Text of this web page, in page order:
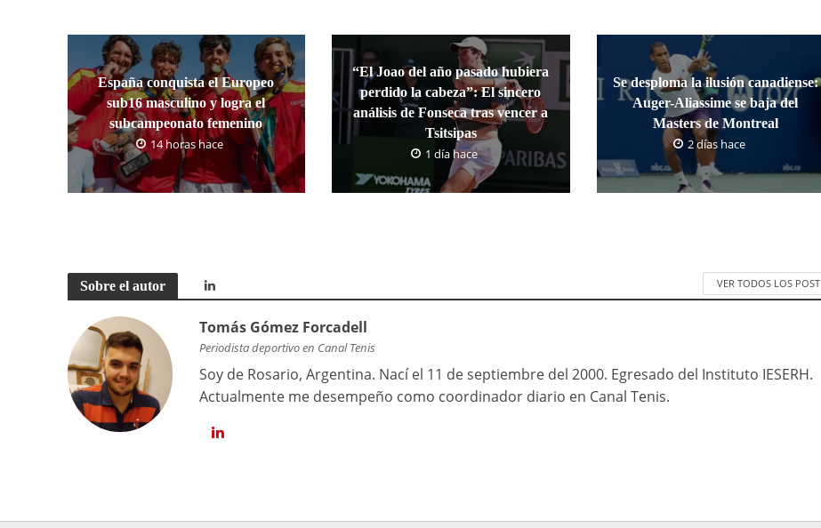
España conquista el Europeo
sub16 masculino y logra el
subcampeonato femenino
14 horas hace
“El Joao del año pasado hubiera
perdido la cabeza”: El sincero
análisis de Fonseca tras vencer a
Tsitsipas
1 día hace
Se desploma la ilusión canadiense:
Auger-Aliassime se baja del
Masters de Montreal
2 días hace
Sobre el autor VER TODOS LOS POST
Tomás Gómez Forcadell
Periodista deportivo en Canal Tenis
Soy de Rosario, Argentina. Nací el 11 de septiembre del 2000. Egresado del Instituto IESERH.
Actualmente me desempeño como coordinador diario en Canal Tenis.